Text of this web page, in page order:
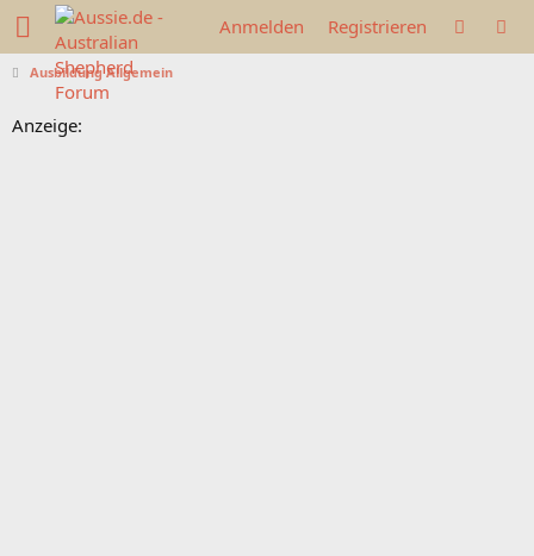
Anmelden Registrieren
Ausbildung Allgemein
Anzeige: